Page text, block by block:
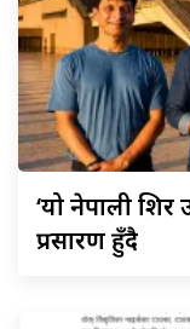
‘योनेपाली शिर
प्रसारण हुँदै